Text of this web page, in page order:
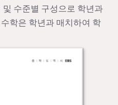
수준별 구성으로 학년과
학은 학년과 매치하여 학